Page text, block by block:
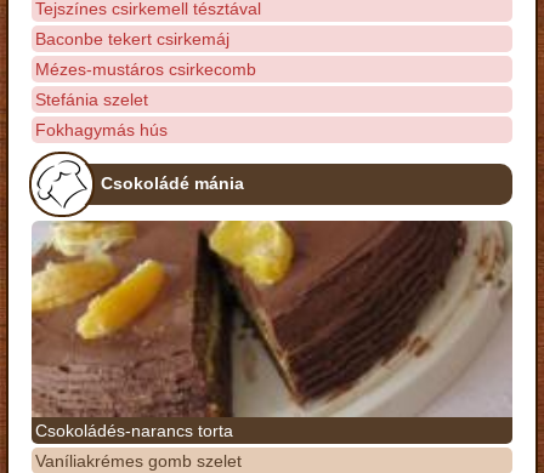
Tejszínes csirkemell tésztával
Baconbe tekert csirkemáj
Mézes-mustáros csirkecomb
Stefánia szelet
Fokhagymás hús
Csokoládé mánia
Csokoládés-narancs torta
Vaníliakrémes gomb szelet